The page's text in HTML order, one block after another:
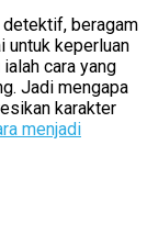
detektif, beragam
untuk keperluan
cara yang
Jadi mengapa
karakter
menjadi